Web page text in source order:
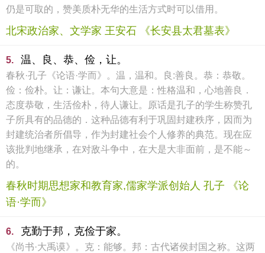
仍是可取的，赞美质朴无华的生活方式时可以借用。
北宋政治家、文学家 王安石 《长安县太君墓表》
5. 温、良、恭、俭，让。
春秋·孔子《论语·学而》。温，温和。良:善良。恭：恭敬。
俭：俭朴。让：谦让。本句大意是：性格温和，心地善良．
态度恭敬，生活俭朴，待人谦让。原话是孔子的学生称赞孔
子所具有的品德的．这种品德有利于巩固封建秩序，因而为
封建统治者所倡导，作为封建社会个人修养的典范。现在应
该批判地继承，在对敌斗争中，在大是大非面前，是不能～
的。
春秋时期思想家和教育家,儒家学派创始人 孔子 《论
语·学而》
6. 克勤于邦，克俭于家。
《尚书·大禹谟》。克：能够。邦：古代诸侯封国之称。这两